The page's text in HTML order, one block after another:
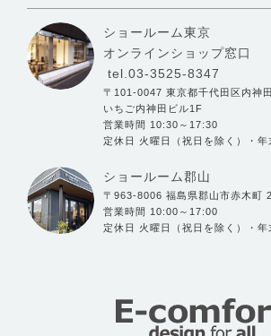
ショールーム東京
オンラインショップ窓口
tel.03-3525-8347
〒101-0047 東京都千代田区内神
いちご内神田ビル1F
営業時間 10:30～17:30
定休日 火曜日（祝日を除く）・年
ショールーム郡山
〒963-8006 福島県郡山市赤木町
営業時間 10:00～17:00
定休日 火曜日（祝日を除く）・年